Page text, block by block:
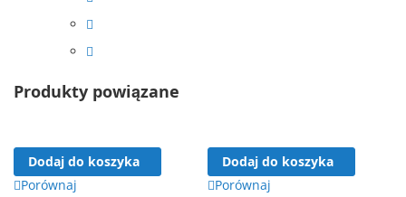
Produkty powiązane
Dodaj do koszyka
Porównaj
Dodaj do koszyka
Porównaj